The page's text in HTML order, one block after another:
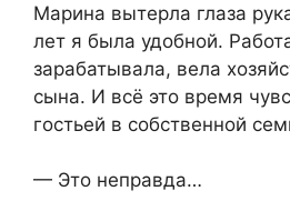
Марина вытерла глаза
лет я была удобной.
зарабатывала, вела
сына. И всё это время
гостьей в собственной
— Это неправда…